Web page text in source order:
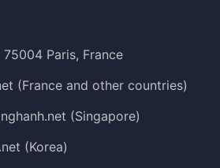
Paris, France
(France and other countries)
(Singapore)
(Korea)